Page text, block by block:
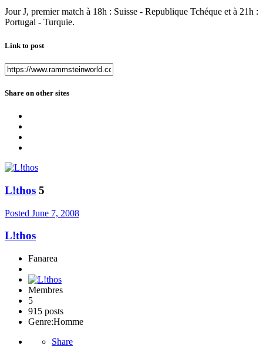
Jour J, premier match à 18h : Suisse - Republique Tchéque et à 21h :
Portugal - Turquie.
Link to post
Share on other sites
L!thos 5
Posted June 7, 2008
L!thos
Fanarea
Membres
5
915 posts
Genre:Homme
Share